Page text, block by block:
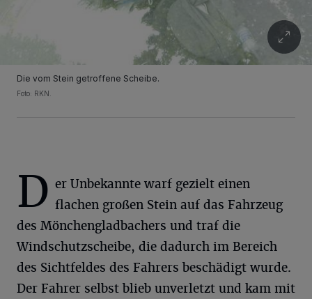
Die vom Stein getroffene Scheibe.
Foto: RKN.
D er Unbekannte warf gezielt einen
flachen großen Stein auf das Fahrzeug
des Mönchengladbachers und traf die
Windschutzscheibe, die dadurch im Bereich
des Sichtfeldes des Fahrers beschädigt wurde.
Der Fahrer selbst blieb unverletzt und kam mit